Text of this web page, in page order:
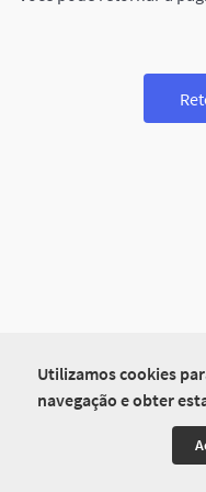
Utilizamos cookies
navegação e obter